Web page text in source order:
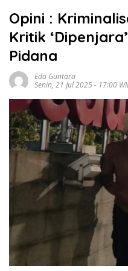
Opini :
Kritik
Pidana
Edo Guntara
Senin, 21 Jul 2025 - 17:00